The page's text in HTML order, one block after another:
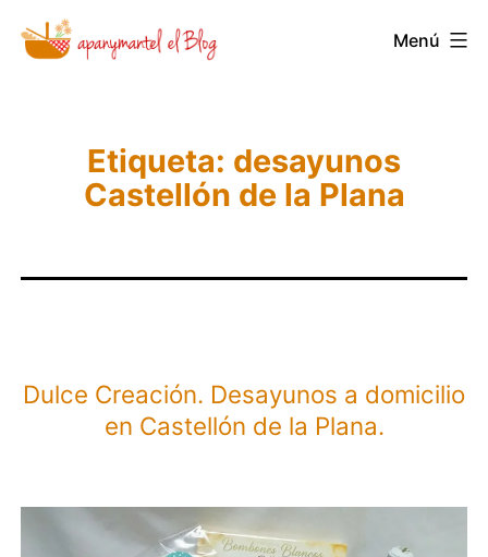
Saltar
Novedades
Apanymantel
Menú
Etiqueta: desayunos
Castellón de la Plana
Dulce Creación. Desayunos a domicilio
en Castellón de la Plana.